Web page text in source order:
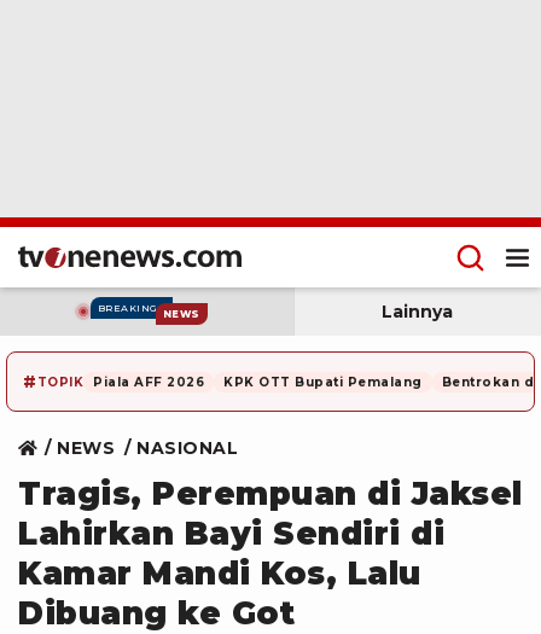
BREAKING NEWS Lainnya
# TOPIK Piala AFF 2026 KPK OTT Bupati Pemalang Bentrokan di
NEWS NASIONAL
Tragis, Perempuan di Jaksel
Lahirkan Bayi Sendiri di
Kamar Mandi Kos, Lalu
Dibuang ke Got